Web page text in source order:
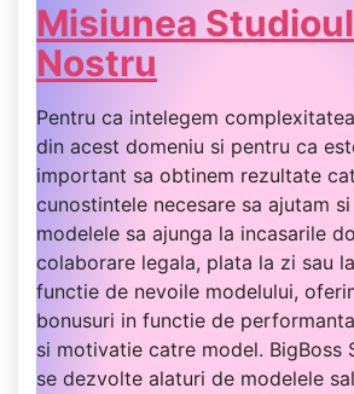
Misiunea
Nostru
Pentru ca intelegem
din acest domeniu si pentru ca
important sa obtinem rezultate
cunostintele necesare sa ajutam
modelele sa ajunga la incasarile
colaborare legala, plata la zi sau
functie de nevoile modelului,
bonusuri in functie de
si motivatie catre model. BigBoss
se dezvolte alaturi de modelele